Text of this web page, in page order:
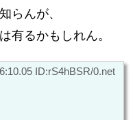
らんが、
有るかもしれん。
ID:rS4hBSR/0.net